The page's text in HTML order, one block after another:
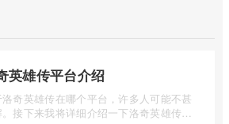
英雄传平台介绍
洛奇英雄传在哪个平台，许多人可能不甚
。接下来我将详细介绍一下洛奇英雄传平